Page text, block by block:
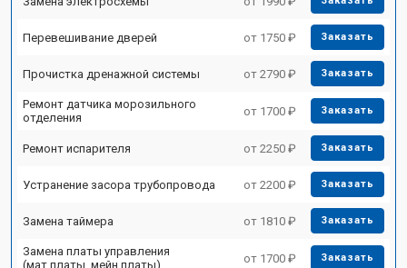
Перевешивание дверей от 1750 ₽ Заказать
Прочистка дренажной системы от 2790 ₽ Заказать
Ремонт датчика морозильного
отделения
от 1700 ₽ Заказать
Ремонт испарителя от 2250 ₽ Заказать
Устранение засора трубопровода от 2200 ₽ Заказать
Замена таймера от 1810 ₽ Заказать
Замена платы управления
(мат.платы, мейн платы)
от 1700 ₽ Заказать